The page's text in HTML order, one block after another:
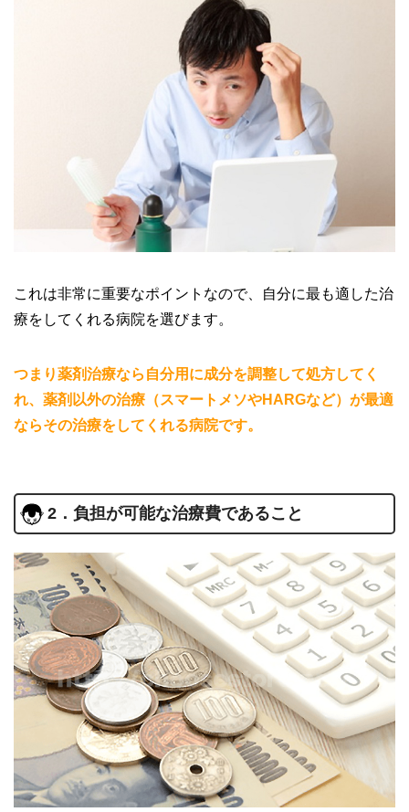
これは非常に重要なポイントなので、自分に最も適した治
療をしてくれる病院を選びます。
つまり薬剤治療なら自分用に成分を調整して処方してく
れ、薬剤以外の治療（スマートメソやHARGなど）が最適
ならその治療をしてくれる病院です。
2．負担が可能な治療費であること